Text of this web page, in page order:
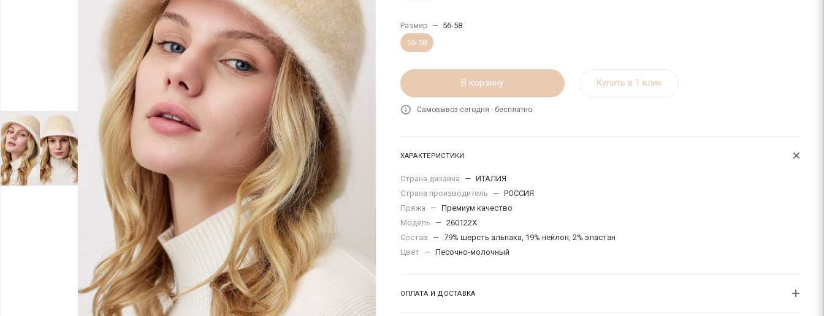
Размер — 56-58
56-58
В корзину Купить в 1 клик
Самовывоз сегодня - бесплатно
ХАРАКТЕРИСТИКИ
Страна дизайна — ИТАЛИЯ
Страна производитель
— РОССИЯ
Пряжа
— Премиум качество
Модель
— 260122X
Состав
— 79% шерсть альпака, 19% нейлон, 2% эластан
Цвет — Песочно-молочный
ОПЛАТА И ДОСТАВКА